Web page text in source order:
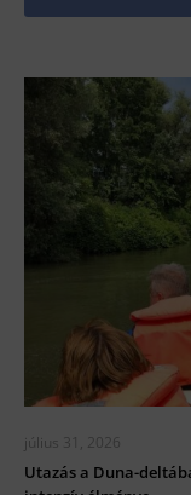
július 31, 2026
Utazás a Duna-